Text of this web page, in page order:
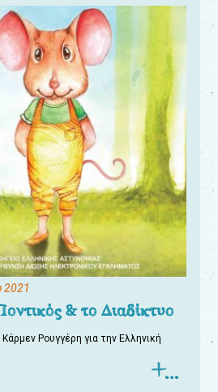
2021
& το Διαδίκτυο
Ρουγγέρη για την Ελληνική